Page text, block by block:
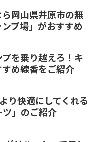
ら岡山県井原市の無
プ場」がおすすめ
プを乗り越えろ！キ
め線香をご紹介
り快適にしてくれる
ツ」のご紹介